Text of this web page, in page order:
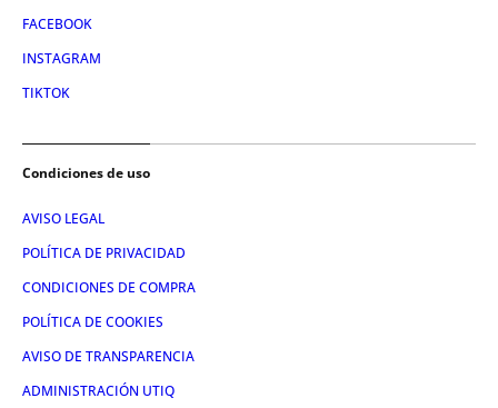
FACEBOOK
INSTAGRAM
TIKTOK
Condiciones de uso
AVISO LEGAL
POLÍTICA DE PRIVACIDAD
CONDICIONES DE COMPRA
POLÍTICA DE COOKIES
AVISO DE TRANSPARENCIA
ADMINISTRACIÓN UTIQ